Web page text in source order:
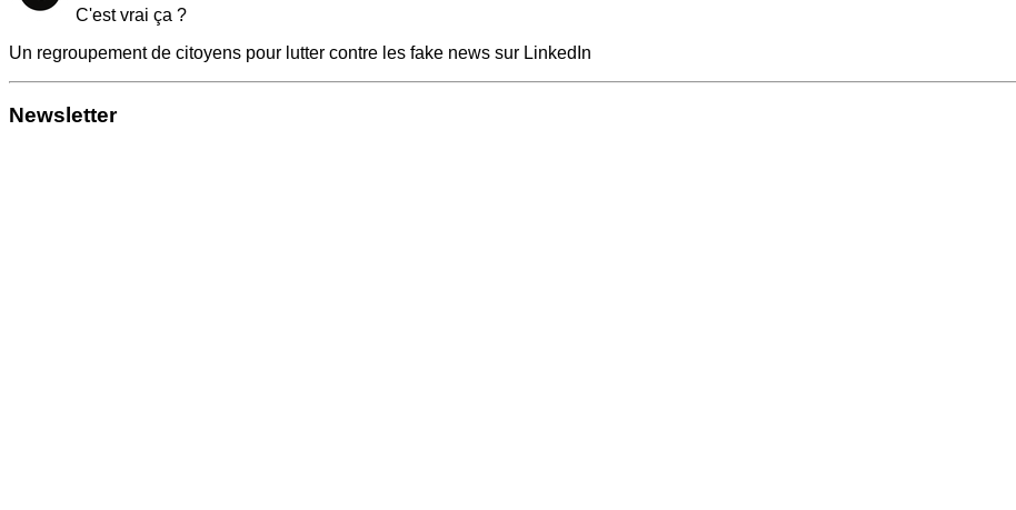
C'est vrai ça ?
Un regroupement de citoyens pour lutter contre les fake news sur LinkedIn
Newsletter